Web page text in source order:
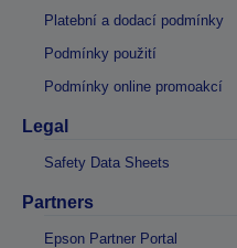
Platební a dodací podmínky
Podmínky použití
Podmínky online promoakcí
Legal
Safety Data Sheets
Partners
Epson Partner Portal